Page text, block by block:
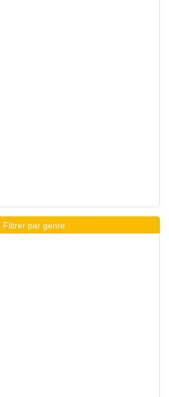
Filtrer par genre